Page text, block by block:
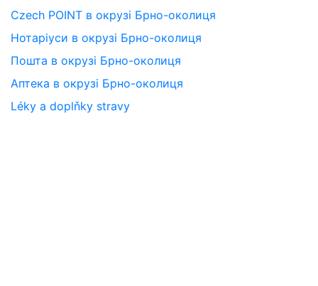
Czech POINT в окрузі Брно-околиця
Нотаріуси в окрузі Брно-околиця
Пошта в окрузі Брно-околиця
Аптека в окрузі Брно-околиця
Léky a doplňky stravy